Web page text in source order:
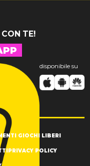
CON TE!
disponibile su
GIOCHI LIBERI
PRIVACY POLICY